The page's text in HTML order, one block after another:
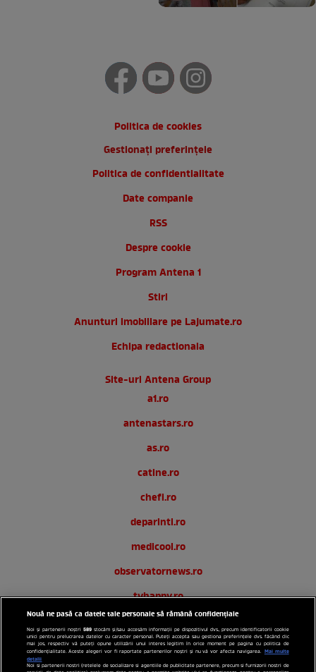
Politica de cookies
Gestionați preferințele
Politica de confidentialitate
Date companie
RSS
Despre cookie
Program Antena 1
Stiri
Anunturi imobiliare pe Lajumate.ro
Echipa redactionala
Site-uri Antena Group
a1.ro
antenastars.ro
as.ro
catine.ro
chefi.ro
deparinti.ro
medicool.ro
observatornews.ro
tvhappy.ro
useit.ro
zutv.ro
Nouă ne pasă ca datele tale personale să rămână confidențiale
Noi și partenerii noștri589 stocăm și/sau accesăm informații pe dispozitivul dvs., precum identificatorii cookie
unici pentru prelucrarea datelor cu caracter personal. Puteți accepta sau gestiona preferințele dvs. făcând clic
mai jos, respectiv vă puteți opune utilizării unui interes legitim în orice moment pe pagina cu politica de
confidențialitate. Aceste alegeri vor fi raportate partenerilor noștri și nu vă vor afecta navigarea. Mai multe
detalii
Noi si partenerii nostri (retelele de socializare si agentiile de publicitate partenere, precum si furnizorii nostri de